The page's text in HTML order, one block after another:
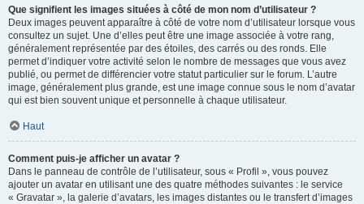
Que signifient les images situées à côté de mon nom d’utilisateur ?
Deux images peuvent apparaître à côté de votre nom d’utilisateur lorsque vous
consultez un sujet. Une d’elles peut être une image associée à votre rang,
généralement représentée par des étoiles, des carrés ou des ronds. Elle
permet d’indiquer votre activité selon le nombre de messages que vous avez
publié, ou permet de différencier votre statut particulier sur le forum. L’autre
image, généralement plus grande, est une image connue sous le nom d’avatar
qui est bien souvent unique et personnelle à chaque utilisateur.
Haut
Comment puis-je afficher un avatar ?
Dans le panneau de contrôle de l’utilisateur, sous « Profil », vous pouvez
ajouter un avatar en utilisant une des quatre méthodes suivantes : le service
« Gravatar », la galerie d’avatars, les images distantes ou le transfert d’images